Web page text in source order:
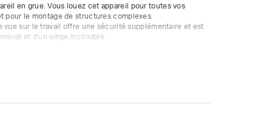
en grue. Vous louez cet appareil pour toutes vos
pour le montage de structures complexes.
vue sur le travail offre une sécurité supplémentaire et est
et d'un siège inclinable.